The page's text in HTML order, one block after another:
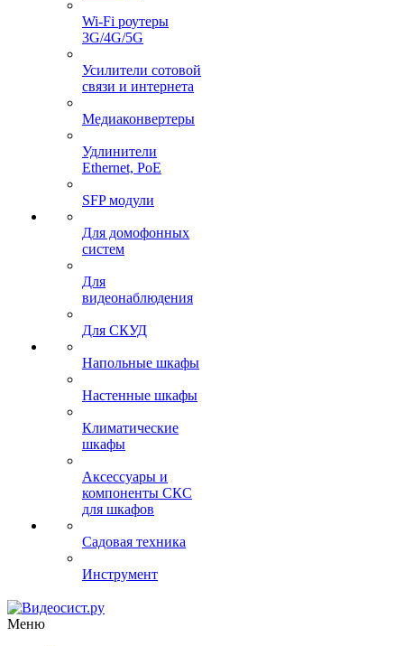
Wi-Fi роутеры
3G/4G/5G
Усилители сотовой
связи и интернета
Медиаконвертеры
Удлинители
Ethernet, PoE
SFP модули
Для домофонных
систем
Для
видеонаблюдения
Для СКУД
Напольные шкафы
Настенные шкафы
Климатические
шкафы
Аксессуары и
компоненты СКС
для шкафов
Садовая техника
Инструмент
Меню